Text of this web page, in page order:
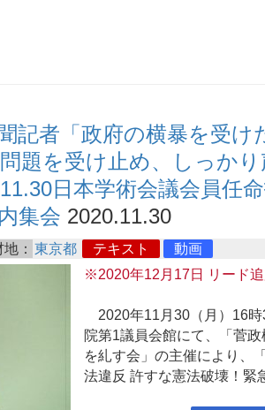
記者「政府の横暴を受け
題を受け止め、しっか
日本学術会議会員任
集会 2020.11.30
： 東京都 テキスト
動画
※2020年12月17日 リード
2020年11月30（月）16時
院第1議員会館にて、「菅
を糺す会」の主催により、
法違反 許すな憲法破壊！緊